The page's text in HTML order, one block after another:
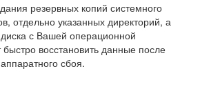
резервных копий системного
отдельно указанных директорий, а
диска с Вашей операционной
восстановить данные после
сбоя.